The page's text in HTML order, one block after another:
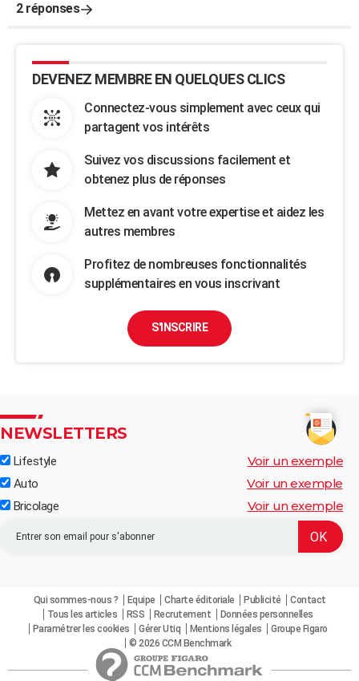
2 réponses
DEVENEZ MEMBRE EN QUELQUES CLICS
Connectez-vous simplement avec ceux qui
partagent vos intérêts
Suivez vos discussions facilement et
obtenez plus de réponses
Mettez en avant votre expertise et aidez les
autres membres
Profitez de nombreuses fonctionnalités
supplémentaires en vous inscrivant
S'INSCRIRE
NEWSLETTERS
Lifestyle Voir un exemple
Auto Voir un exemple
Bricolage Voir un exemple
Qui sommes-nous ? Equipe Charte éditoriale Publicité
Contact
Tous les articles
RSS Recrutement
Données personnelles
Paramétrer les cookies
Gérer Utiq Mentions légales
Groupe Figaro
© 2026 CCM Benchmark